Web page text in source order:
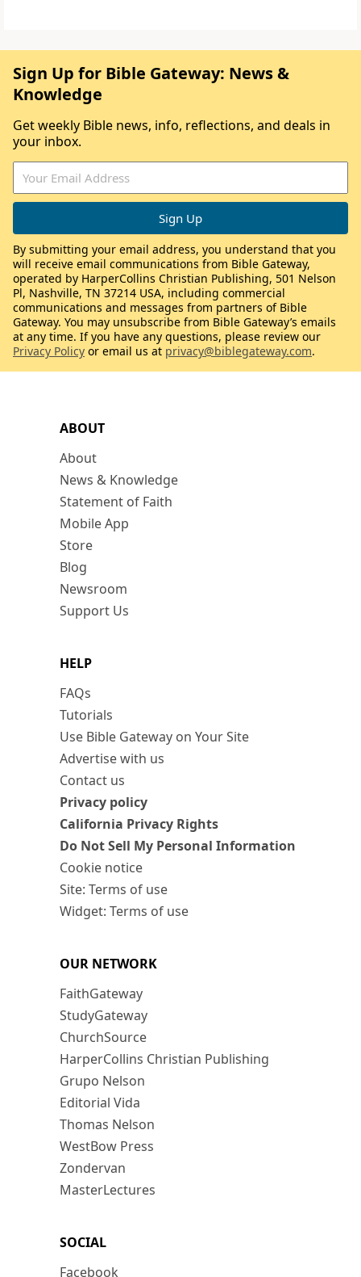
ABOUT
About
News & Knowledge
Statement of Faith
Mobile App
Store
Blog
Newsroom
Support Us
HELP
FAQs
Tutorials
Use Bible Gateway on Your Site
Advertise with us
Contact us
Privacy policy
California Privacy Rights
Do Not Sell My Personal Information
Cookie notice
Site: Terms of use
Widget: Terms of use
OUR NETWORK
FaithGateway
StudyGateway
ChurchSource
HarperCollins Christian Publishing
Grupo Nelson
Editorial Vida
Thomas Nelson
WestBow Press
Zondervan
MasterLectures
SOCIAL
Facebook
Sign Up for Bible Gateway: News &
Knowledge
Get weekly Bible news, info, reflections, and deals in
your inbox.
By submitting your email address, you understand that you
will receive email communications from Bible Gateway,
operated by HarperCollins Christian Publishing, 501 Nelson
Pl, Nashville, TN 37214 USA, including commercial
communications and messages from partners of Bible
Gateway. You may unsubscribe from Bible Gateway’s emails
at any time. If you have any questions, please review our
Privacy Policy or email us at privacy@biblegateway.com.